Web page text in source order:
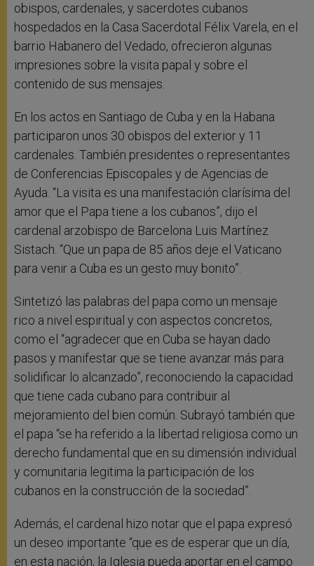
obispos, cardenales, y sacerdotes cubanos
hospedados en la Casa Sacerdotal Félix Varela, en el
barrio Habanero del Vedado, ofrecieron algunas
impresiones sobre la visita papal y sobre el
contenido de sus mensajes.
En los actos en Santiago de Cuba y en la Habana
participaron unos 30 obispos del exterior y 11
cardenales. También presidentes o representantes
de Conferencias Episcopales y de Agencias de
Ayuda. “La visita es una manifestación clarísima del
amor que el Papa tiene a los cubanos”, dijo el
cardenal arzobispo de Barcelona Luis Martínez
Sistach. “Que un papa de 85 años deje el Vaticano
para venir a Cuba es un gesto muy bonito”.
Sintetizó las palabras del papa como un mensaje
rico a nivel espiritual y con aspectos concretos,
como el “agradecer que en Cuba se hayan dado
pasos y manifestar que se tiene avanzar más para
solidificar lo alcanzado”, reconociendo la capacidad
que tiene cada cubano para contribuir al
mejoramiento del bien común. Subrayó también que
el papa “se ha referido a la libertad religiosa como un
derecho fundamental que en su dimensión individual
y comunitaria legitima la participación de los
cubanos en la construcción de la sociedad”.
Además, el cardenal hizo notar que el papa expresó
un deseo importante “que es de esperar que un día,
en esta nación, la Iglesia pueda aportar en el campo